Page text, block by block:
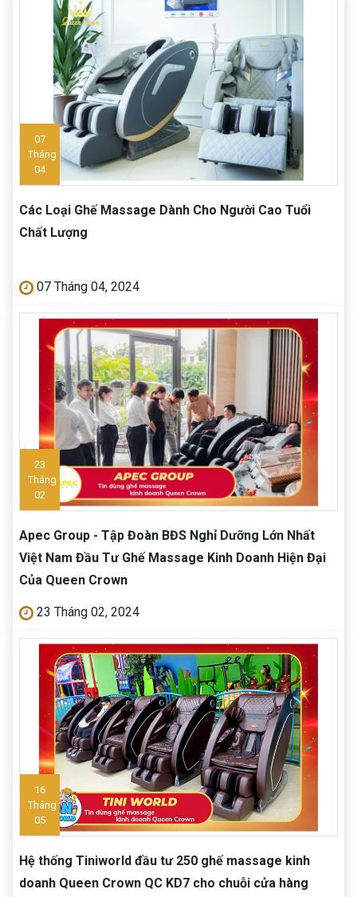
07
Tháng
04
Các Loại Ghế Massage Dành Cho Người Cao Tuổi
Chất Lượng
07 Tháng 04, 2024
23
Tháng
02
Apec Group - Tập Đoàn BĐS Nghỉ Dưỡng Lớn Nhất
Việt Nam Đầu Tư Ghế Massage Kinh Doanh Hiện Đại
Của Queen Crown
23 Tháng 02, 2024
16
Tháng
05
Hệ thống Tiniworld đầu tư 250 ghế massage kinh
doanh Queen Crown QC KD7 cho chuỗi cửa hàng